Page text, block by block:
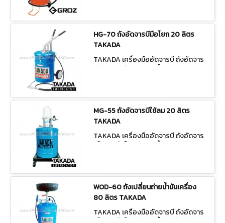
HG-70 ถังอัดจารบีมือโยก 20 ลิตร
TAKADA
TAKADA เครื่องมืออัดจารบี ถังอัดจาร
บีใช้ลม/มือโยก ถังเติมน้ำมันเกียร์ HG-7
MG-55 ถังอัดจารบีใช้ลม 20 ลิตร
TAKADA
TAKADA เครื่องมืออัดจารบี ถังอัดจาร
บีใช้ลม/มือโยก ถังเติมน้ำมันเกียร์ MG-5
WOD-60 ถังเปลี่ยนถ่ายน้ำมันเครื่อง
80 ลิตร TAKADA
TAKADA เครื่องมืออัดจารบี ถังอัดจาร